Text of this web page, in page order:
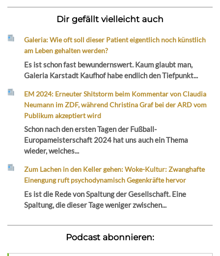
Dir gefällt vielleicht auch
Galeria: Wie oft soll dieser Patient eigentlich noch künstlich
am Leben gehalten werden?
Es ist schon fast bewundernswert. Kaum glaubt man,
Galeria Karstadt Kaufhof habe endlich den Tiefpunkt...
EM 2024: Erneuter Shitstorm beim Kommentar von Claudia
Neumann im ZDF, während Christina Graf bei der ARD vom
Publikum akzeptiert wird
Schon nach den ersten Tagen der Fußball-
Europameisterschaft 2024 hat uns auch ein Thema
wieder, welches...
Zum Lachen in den Keller gehen: Woke-Kultur: Zwanghafte
Einengung ruft psychodynamisch Gegenkräfte hervor
Es ist die Rede von Spaltung der Gesellschaft. Eine
Spaltung, die dieser Tage weniger zwischen...
Podcast abonnieren: